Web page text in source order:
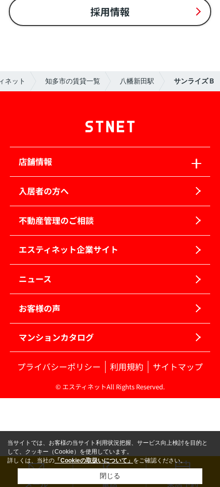
採用情報
ネット 知多市の賃貸一覧 八幡新田駅 サンライズＢ
店舗情報
入居者の方へ
不動産管理のご相談
エスティネット企業サイト
ニュース
お客様の声
マンションカタログ
プライバシーポリシー 利用規約 サイトマップ
© エスティネットAll Rights Reserved.
メール 電話 来店予約
当サイトでは、お客様の当サイト利用状況把握、サービス向上検討を目的と
して、クッキー（Cookie）を使用しています。
詳しくは、当社の 「Cookieの取扱いについて」 をご確認ください。
閉じる